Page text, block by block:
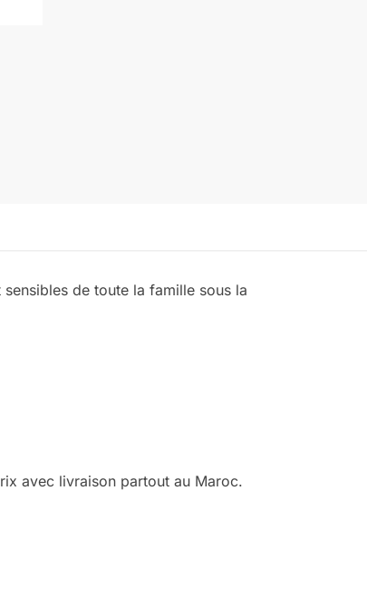
de toute la famille sous la
avec livraison partout au Maroc.